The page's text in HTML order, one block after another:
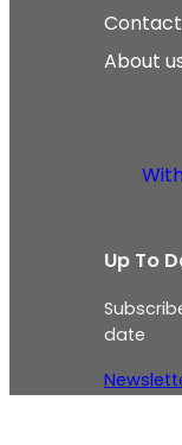
Contact
About
Up To
date